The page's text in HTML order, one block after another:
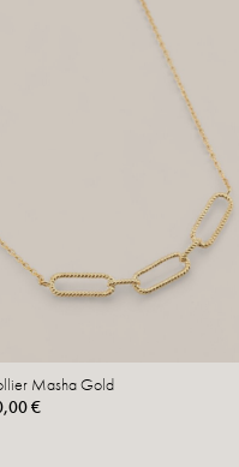
Masha Gold
€